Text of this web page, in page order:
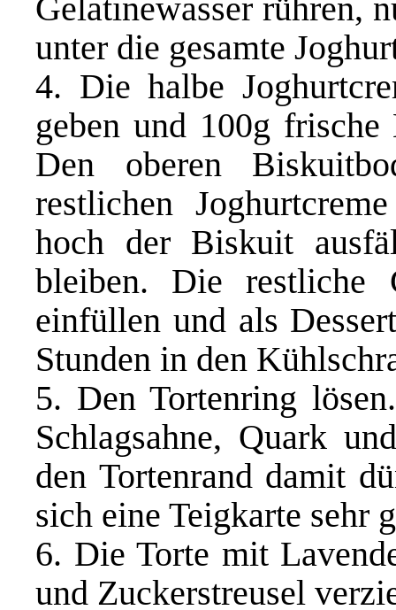
Gelatinewasser rühren,
unter die gesamte
4. Die halbe
geben und 100g
Den oberen
restlichen
hoch der Biskuit
bleiben. Die restliche
einfüllen und als
Stunden in den
5. Den Tortenring
Schlagsahne, Quark
den Tortenrand damit
sich eine Teigkarte sehr
6. Die Torte mit
und Zuckerstreusel